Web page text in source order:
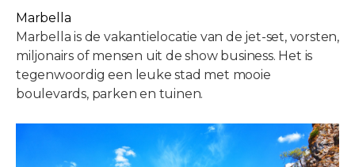
Marbella
Marbella is de vakantielocatie van de jet-set, vorsten,
miljonairs of mensen uit de show business. Het is
tegenwoordig een leuke stad met mooie
boulevards, parken en tuinen.